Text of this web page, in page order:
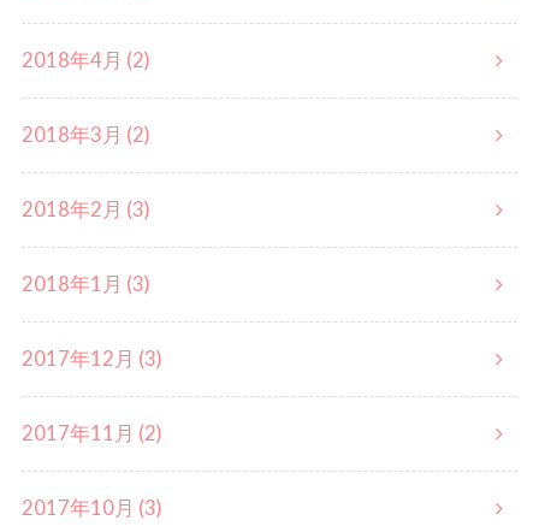
2018年4月 (2)
2018年3月 (2)
2018年2月 (3)
2018年1月 (3)
2017年12月 (3)
2017年11月 (2)
2017年10月 (3)